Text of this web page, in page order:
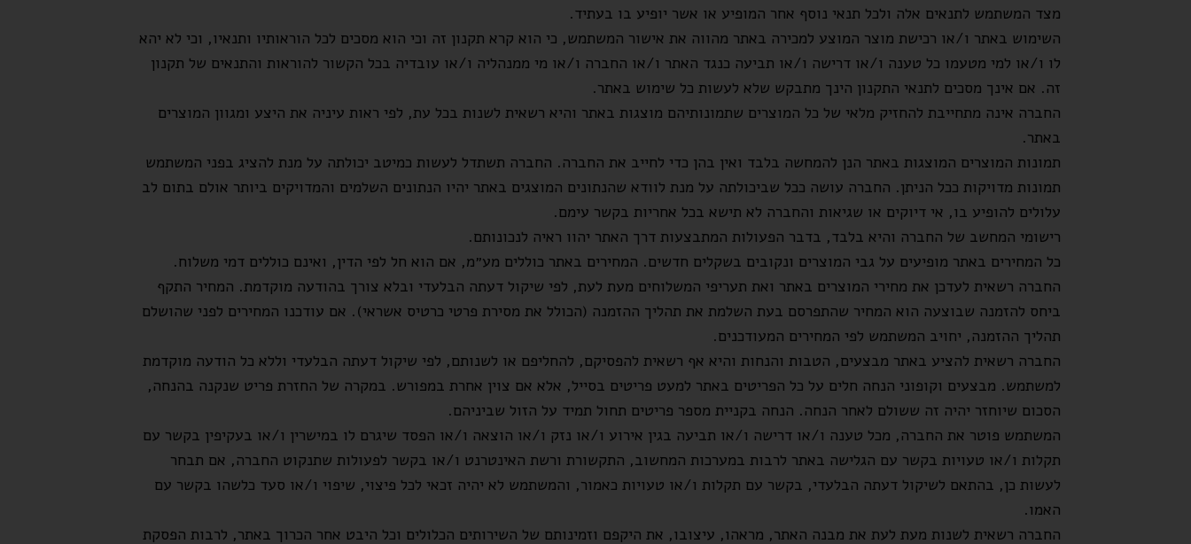
מצד המשתמש לתנאים אלה ולכל תנאי נוסף אחר המופיע או אשר יופיע בו בעתיד.
השימוש באתר ו/או רכישת מוצר המוצע למכירה באתר מהווה את אישור המשתמש, כי הוא קרא תקנון זה וכי הוא מסכים לכל הוראותיו ותנאיו, וכי לא יהא
לו ו/או למי מטעמו כל טענה ו/או דרישה ו/או תביעה כנגד האתר ו/או החברה ו/או מי ממנהליה ו/או עובדיה בכל הקשור להוראות והתנאים של תקנון
זה. אם אינך מסכים לתנאי התקנון הינך מתבקש שלא לעשות כל שימוש באתר.
החברה אינה מתחייבת להחזיק מלאי של כל המוצרים שתמונותיהם מוצגות באתר והיא רשאית לשנות בכל עת, לפי ראות עיניה את היצע ומגוון המוצרים
באתר.
תמונות המוצרים המוצגות באתר הנן להמחשה בלבד ואין בהן כדי לחייב את החברה. החברה תשתדל לעשות כמיטב יכולתה על מנת להציג בפני המשתמש
תמונות מדויקות ככל הניתן. החברה עושה ככל שביכולתה על מנת לוודא שהנתונים המוצגים באתר יהיו הנתונים השלמים והמדויקים ביותר אולם בתום לב
עלולים להופיע בו, אי דיוקים או שגיאות והחברה לא תישא בכל אחריות בקשר עימם.
רישומי המחשב של החברה והיא בלבד, בדבר הפעולות המתבצעות דרך האתר יהוו ראיה לנכונותם.
כל המחירים באתר מופיעים על גבי המוצרים ונקובים בשקלים חדשים. המחירים באתר כוללים מע״מ, אם הוא חל לפי הדין, ואינם כוללים דמי משלוח.
החברה רשאית לעדכן את מחירי המוצרים באתר ואת תעריפי המשלוחים מעת לעת, לפי שיקול דעתה הבלעדי ובלא צורך בהודעה מוקדמת. המחיר התקף
ביחס להזמנה שבוצעה הוא המחיר שהתפרסם בעת השלמת את תהליך ההזמנה (הכולל את מסירת פרטי כרטיס אשראי). אם עודכנו המחירים לפני שהושלם
תהליך ההזמנה, יחויב המשתמש לפי המחירים המעודכנים.
החברה רשאית להציע באתר מבצעים, הטבות והנחות והיא אף רשאית להפסיקם, להחליפם או לשנותם, לפי שיקול דעתה הבלעדי וללא כל הודעה מוקדמת
למשתמש. מבצעים וקופוני הנחה חלים על כל הפריטים באתר למעט פריטים בסייל, אלא אם צוין אחרת במפורש. במקרה של החזרת פריט שנקנה בהנחה,
הסכום שיוחזר יהיה זה ששולם לאחר הנחה. הנחה בקניית מספר פריטים תחול תמיד על הזול שביניהם.
המשתמש פוטר את החברה, מכל טענה ו/או דרישה ו/או תביעה בגין אירוע ו/או נזק ו/או הוצאה ו/או הפסד שיגרם לו במישרין ו/או בעקיפין בקשר עם
תקלות ו/או טעויות בקשר עם הגלישה באתר לרבות במערכות המחשוב, התקשורת ורשת האינטרנט ו/או בקשר לפעולות שתנקוט החברה, אם תבחר
לעשות כן, בהתאם לשיקול דעתה הבלעדי, בקשר עם תקלות ו/או טעויות כאמור, והמשתמש לא יהיה זכאי לכל פיצוי, שיפוי ו/או סעד כלשהו בקשר עם
האמו.
החברה רשאית לשנות מעת לעת את מבנה האתר, מראהו, עיצובו, את היקפם וזמינותם של השירותים הכלולים וכל היבט אחר הכרוך באתר, לרבות הפסקת